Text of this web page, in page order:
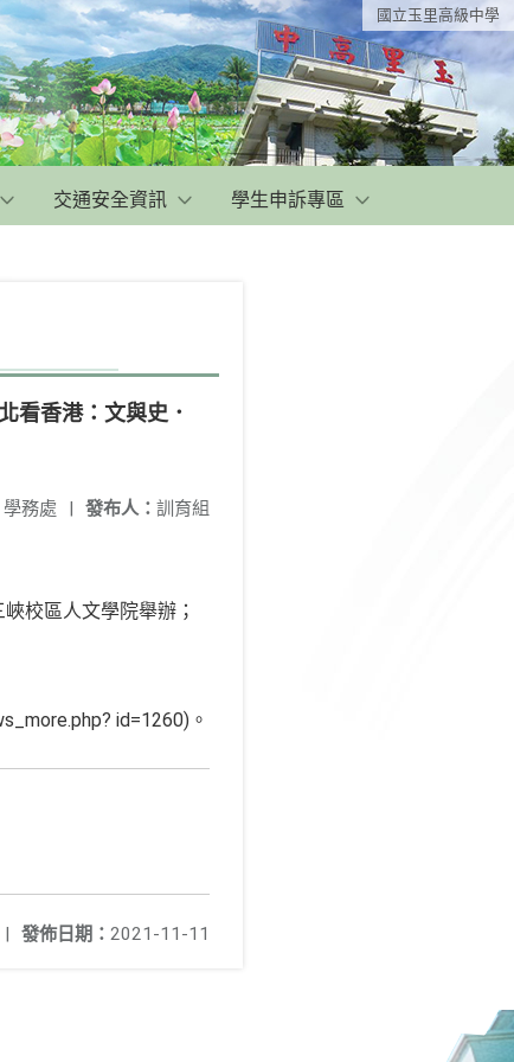
國立玉里高級中學
交通安全資訊 學生申訴專區
看香港：文與史．
發布人： 訓育組
學務處 |
校區人文學院舉辦；
id=1260)。
發佈日期： 2021-11-11
|